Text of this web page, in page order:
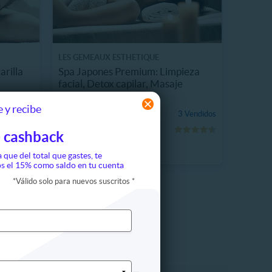
y recibe
cashback
que del total que gastes, te
el 15% como saldo en tu cuenta
*Válido solo para nuevos suscritos *
Vendidos
Spa Japones Premium: Limpieza
facial, Detox capilar, Masaje
3 Vendidos